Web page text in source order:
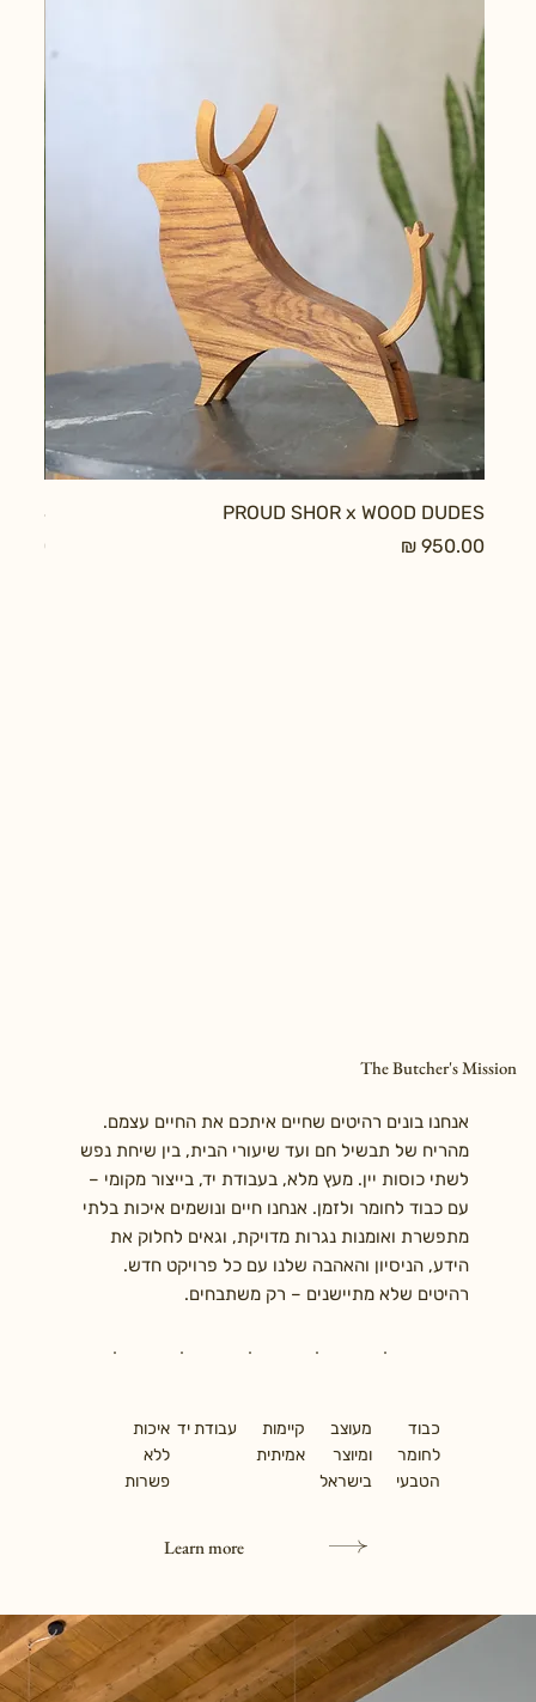
PROUD SHOR x WOOD DUDES
מחיר
מחיר
The Butcher's Mission
אנחנו בונים רהיטים שחיים איתכם את החיים עצמם.
מהריח של תבשיל חם ועד שיעורי הבית, בין שיחת נפש
לשתי כוסות יין. מעץ מלא, בעבודת יד, בייצור מקומי –
עם כבוד לחומר ולזמן. אנחנו חיים ונושמים איכות בלתי
מתפשרת ואומנות נגרות מדויקת, וגאים לחלוק את
הידע, הניסיון והאהבה שלנו עם כל פרויקט חדש.
רהיטים שלא מתיישנים – רק משתבחים.
כבוד
לחומר
הטבעי
מעוצב
ומיוצר
בישראל
קיימות
אמיתית
עבודת יד איכות
ללא
פשרות
Learn more